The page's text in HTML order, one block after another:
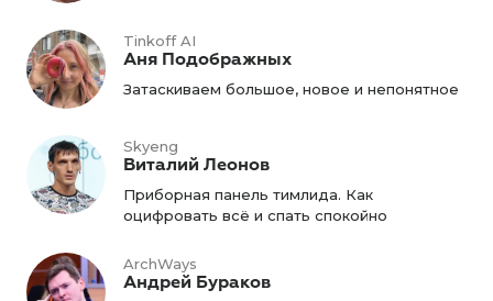
Tinkoff AI
Аня Подображных
Затаскиваем большое, новое и непонятное
Skyeng
Виталий Леонов
Приборная панель тимлида. Как
оцифровать всё и спать спокойно
ArchWays
Андрей Бураков